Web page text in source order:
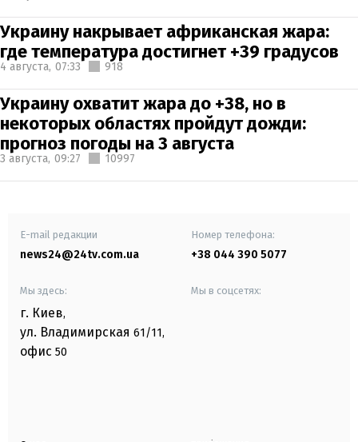
Украину накрывает африканская жара:
где температура достигнет +39 градусов
4 августа, 07:33 918
Украину охватит жара до +38, но в
некоторых областях пройдут дожди:
прогноз погоды на 3 августа
3 августа, 09:27 10997
E-mail редакции
news24@24tv.com.ua
Номер телефона:
+38 044 390 5077
Мы здесь:
г. Киев,
ул. Владимирская 61/11,
офис 50
Мы в соцсетях: